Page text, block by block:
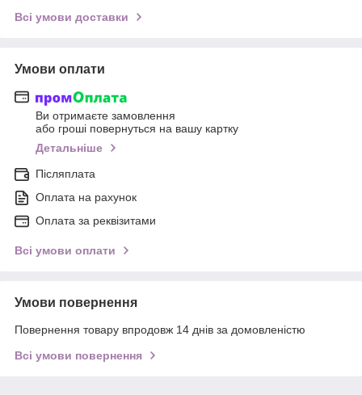
Всі умови доставки
Умови оплати
Ви отримаєте замовлення
або гроші повернуться на вашу картку
Детальніше
Післяплата
Оплата на рахунок
Оплата за реквізитами
Всі умови оплати
Умови повернення
Повернення товару впродовж 14 днів за домовленістю
Всі умови повернення